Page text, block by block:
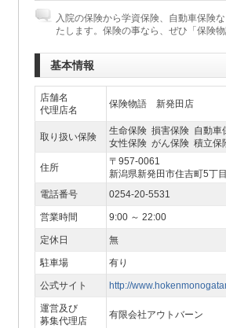
入院の保険から学資保険、自動車保険
たします。保険の事なら、ぜひ「保険
基本情報
店舗名
代理店名
保険物語 新発田店
取り扱い保険
生命保険 損害保険 自動
女性保険 がん保険 積立保
住所
〒957-0061
新潟県新発田市住吉町5丁
電話番号
0254-20-5531
営業時間 9:00 ～ 22:00
定休日 無
駐車場 有り
公式サイト http://
運営及び
募集代理店
有限会社アウトバーン